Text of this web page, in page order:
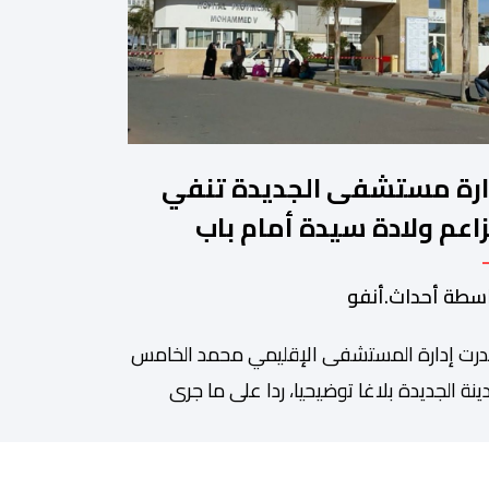
مستشفى الجديدة تنفي
ولادة سيدة أمام باب
وتؤكد فتح تحقيق
أحداث.أنفو
إدارة المستشفى الإقليمي محمد الخامس
الجديدة بلاغا توضيحيا، ردا على ما جرى